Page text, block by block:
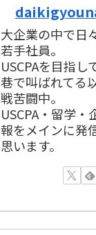
大企業の中で日
若手社員。
USCPAを目指し
巷で叫ばれてる
戦苦闘中。
USCPA・留学
報をメインに発
思います。